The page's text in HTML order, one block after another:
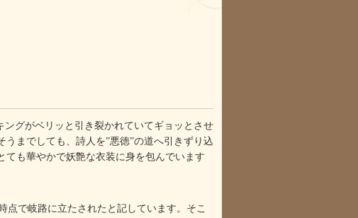
グがベリッと引き裂かれていてギョッとさせ
までしても、詩人を”悪徳”の道へ引きずり込
ても華やかで妖艶な衣装に身を包んでいます
で岐路に立たされたと記しています。そこ